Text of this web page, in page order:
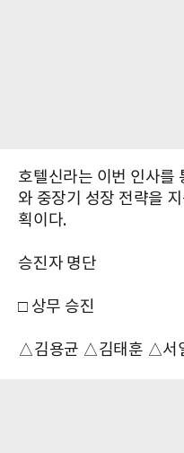
호텔신라는 이번 인사를
와 중장기 성장 전략을
획이다.
승진자 명단
□ 상무 승진
△김용균 △김태훈 △서